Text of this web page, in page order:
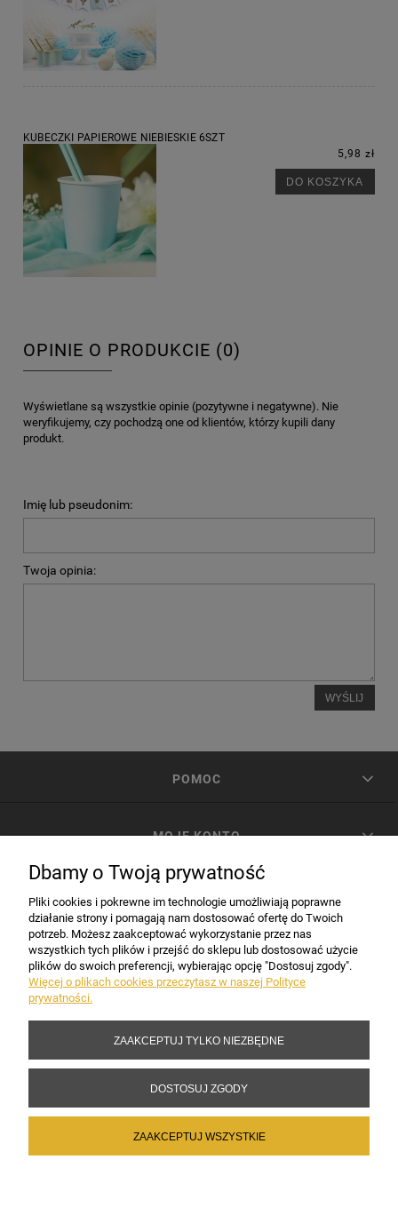
KUBECZKI PAPIEROWE NIEBIESKIE 6SZT
5,98 zł
DO KOSZYKA
OPINIE O PRODUKCIE (0)
Wyświetlane są wszystkie opinie (pozytywne i negatywne). Nie
weryfikujemy, czy pochodzą one od klientów, którzy kupili dany
produkt.
Imię lub pseudonim:
Twoja opinia:
WYŚLIJ
POMOC
MOJE KONTO
INFORMACJE
Copyright 2017-2026 Sakramento.pl
Dbamy o Twoją prywatność
Pliki cookies i pokrewne im technologie umożliwiają poprawne
działanie strony i pomagają nam dostosować ofertę do Twoich
potrzeb. Możesz zaakceptować wykorzystanie przez nas
wszystkich tych plików i przejść do sklepu lub dostosować użycie
plików do swoich preferencji, wybierając opcję "Dostosuj zgody".
Więcej o plikach cookies przeczytasz w naszej Polityce
prywatności.
ZAAKCEPTUJ TYLKO NIEZBĘDNE
DOSTOSUJ ZGODY
ZAAKCEPTUJ WSZYSTKIE